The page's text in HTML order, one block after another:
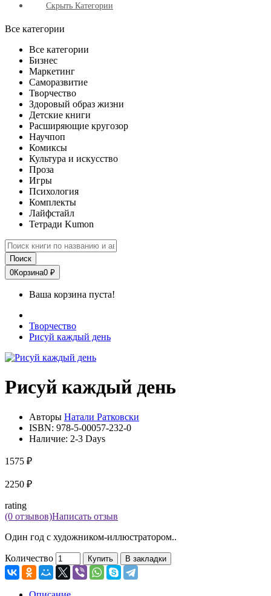
Скрыть Категории
Все категории
Все категории
Бизнес
Маркетинг
Саморазвитие
Творчество
Здоровый образ жизни
Детские книги
Расширяющие кругозор
Научпоп
Комиксы
Культура и искусство
Проза
Игры
Психология
Комплекты
Лайфстайл
Тетради Kumon
Поиск
0Корзина0 ₽
Ваша корзина пуста!
Творчество
Рисуй каждый день
Рисуй каждый день
Авторы Натали Ратковски
ISBN: 978-5-00057-232-0
Наличие: 2-3 Days
1575 ₽
2250 ₽
rating
(0 отзывов)Написать отзыв
Один год с художником-иллюстратором..
Количество Купить В закладки